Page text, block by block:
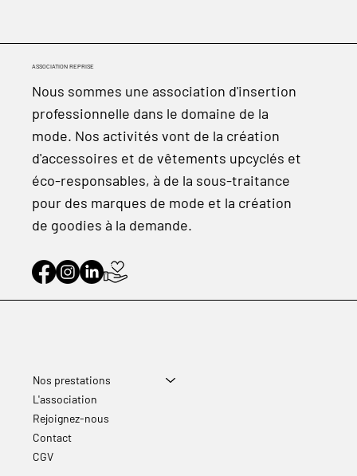
ASSOCIATION REPRISE
Nous sommes une association d'insertion
professionnelle dans le domaine de la
mode. Nos activités vont de la création
d'accessoires et de vêtements upcyclés et
éco-responsables, à de la sous-traitance
pour des marques de mode et la création
de goodies à la demande.
Nos prestations
L'association
Rejoignez-nous
Contact
CGV